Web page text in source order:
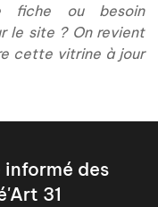
fiche ou besoin
le site ? On revient
cette vitrine à jour
des
31